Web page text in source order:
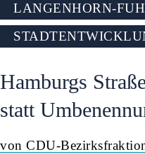
LANGENHORN-
Hamburgs
statt
von CDU-